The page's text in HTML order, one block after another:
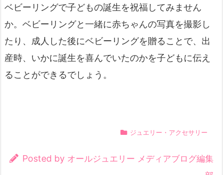
ベビーリングで子どもの誕生を祝福してみません
か。ベビーリングと一緒に赤ちゃんの写真を撮影し
たり、成人した後にベビーリングを贈ることで、出
産時、いかに誕生を喜んでいたのかを子どもに伝え
ることができるでしょう。
ジュエリー・アクセサリー
Posted by オールジュエリー メディアブログ編集